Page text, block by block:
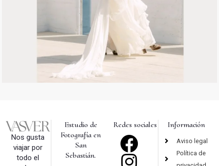
Nos gusta
viajar por
todo el
Estudio de
Fotografía en
San
Sebastián.
Redes sociales Información
Aviso legal
Política de